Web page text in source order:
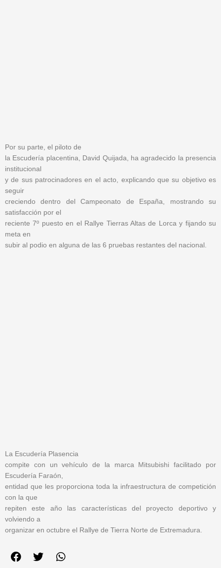
Por su parte, el piloto de
la Escudería placentina, David Quijada, ha agradecido la presencia
institucional
y de sus patrocinadores en el acto, explicando que su objetivo es
seguir
creciendo dentro del Campeonato de España, mostrando su
satisfacción por el
reciente 7º puesto en el Rallye Tierras Altas de Lorca y fijando su
meta en
subir al podio en alguna de las 6 pruebas restantes del nacional.
La Escudería Plasencia
compite con un vehículo de la marca Mitsubishi facilitado por
Escudería Faraón,
entidad que les proporciona toda la infraestructura de competición
con la que
repiten este año las características del proyecto deportivo y
volviendo a
organizar en octubre el Rallye de Tierra Norte de Extremadura.